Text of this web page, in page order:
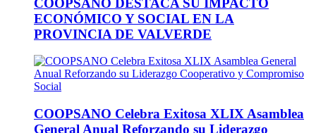
COOPSANO DESTACA SU IMPACTO
ECONÓMICO Y SOCIAL EN LA
PROVINCIA DE VALVERDE
COOPSANO Celebra Exitosa XLIX Asamblea
General Anual Reforzando su Liderazgo